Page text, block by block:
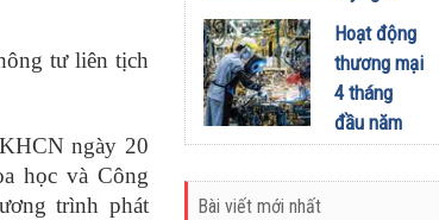
tư liên tịch
ngày 20
học và Công
trình phát
tăng lợi ích
cho người
tiêu dùng
29/08/2024
Hoạt động
thương mại
4 tháng
đầu năm
2024 trong
sản xuất
Bài viết mới nhất